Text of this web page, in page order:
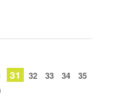
31 32 33 34
35